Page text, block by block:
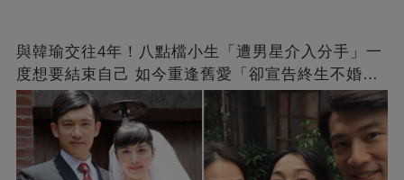
與韓瑜交往4年！八點檔小生「遭男星介入分手」一
度想要結束自己 如今重逢舊愛「卻宣告終生不婚」
原因曝光